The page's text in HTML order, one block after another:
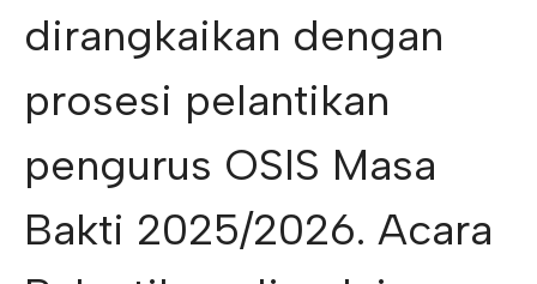
dirangkaikan dengan
prosesi pelantikan
pengurus OSIS Masa
Bakti 2025/2026. Acara